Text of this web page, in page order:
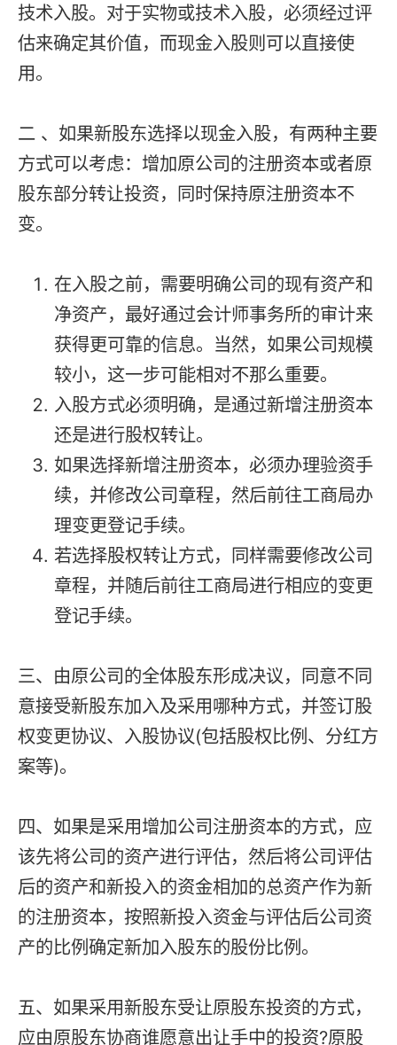
技术入股。对于实物或技术入股，必须经过评
估来确定其价值，而现金入股则可以直接使
用。
二 、如果新股东选择以现金入股，有两种主要
方式可以考虑：增加原公司的注册资本或者原
股东部分转让投资，同时保持原注册资本不
变。
在入股之前，需要明确公司的现有资产和
净资产，最好通过会计师事务所的审计来
获得更可靠的信息。当然，如果公司规模
较小，这一步可能相对不那么重要。
入股方式必须明确，是通过新增注册资本
还是进行股权转让。
如果选择新增注册资本，必须办理验资手
续，并修改公司章程，然后前往工商局办
理变更登记手续。
若选择股权转让方式，同样需要修改公司
章程，并随后前往工商局进行相应的变更
登记手续。
三、由原公司的全体股东形成决议，同意不同
意接受新股东加入及采用哪种方式，并签订股
权变更协议、入股协议(包括股权比例、分红方
案等)。
四、如果是采用增加公司注册资本的方式，应
该先将公司的资产进行评估，然后将公司评估
后的资产和新投入的资金相加的总资产作为新
的注册资本，按照新投入资金与评估后公司资
产的比例确定新加入股东的股份比例。
五、如果采用新股东受让原股东投资的方式，
应由原股东协商谁愿意出让手中的投资?原股